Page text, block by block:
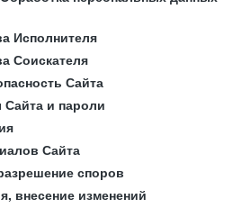
Исполнителя
Соискателя
Сайта
и пароли
Сайта
споров
внесение изменений